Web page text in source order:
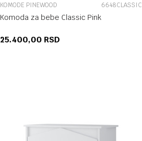
KOMODE PINEWOOD 6648CLASSIC
Komoda za bebe Classic Pink
25.400,00 RSD